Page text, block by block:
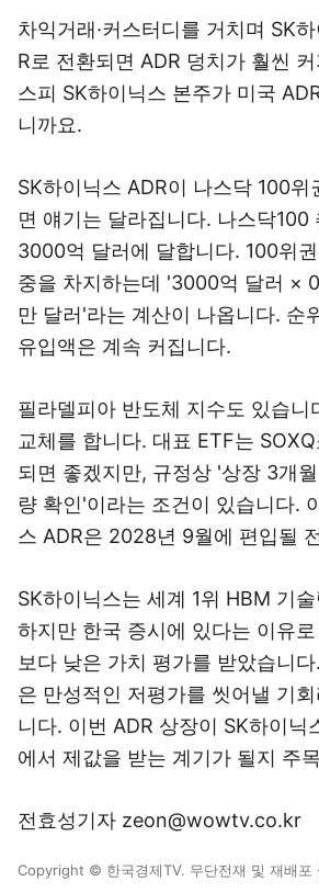
차익거래·커스터디를 거치며 SK
R로 전환되면 ADR 덩치가 훨씬
스피 SK하이닉스 본주가 미국
니까요.
SK하이닉스 ADR이 나스닥 100위
면 얘기는 달라집니다. 나스닥100
3000억 달러에 달합니다. 100위
중을 차지하는데 '3000억 달러 ×
만 달러'라는 계산이 나옵니다. 순
유입액은 계속 커집니다.
필라델피아 반도체 지수도 있습니
교체를 합니다. 대표 ETF는
되면 좋겠지만, 규정상 '상장 3개
량 확인'이라는 조건이 있습니다.
스 ADR은 2028년 9월에 편입될
SK하이닉스는 세계 1위 HBM 기
하지만 한국 증시에 있다는 이유
보다 낮은 가치 평가를 받았습니
은 만성적인 저평가를 씻어낼 기
니다. 이번 ADR 상장이 SK하이닉
에서 제값을 받는 계기가 될지 주
전효성기자 zeon@wowtv.co.kr
Copyright © 한국경제TV. 무단전재 및 재배포